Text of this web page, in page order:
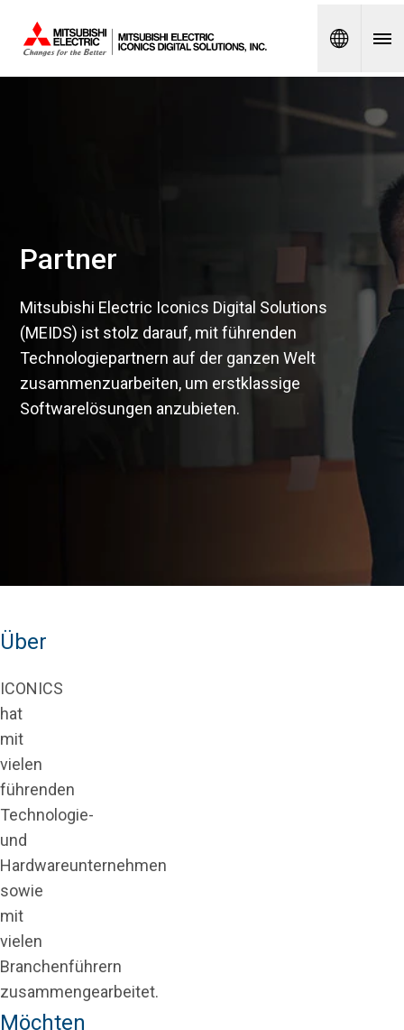
Spanish
Partner
Mitsubishi Electric Iconics Digital Solutions
(MEIDS) ist stolz darauf, mit führenden
Technologiepartnern auf der ganzen Welt
zusammenzuarbeiten, um erstklassige
Softwarelösungen anzubieten.
Über
ICONICS
hat
mit
vielen
führenden
Technologie-
und
Hardwareunternehmen
sowie
mit
vielen
Branchenführern
zusammengearbeitet.
Möchten